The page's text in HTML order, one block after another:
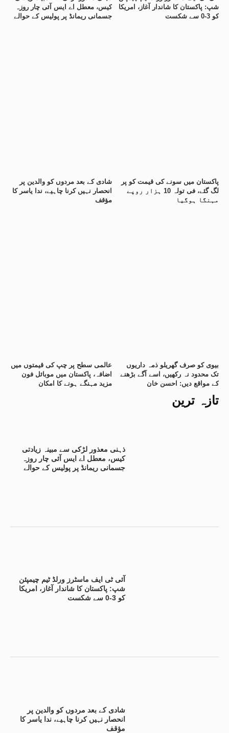
تازہ ترین
ذہنی معذور لڑکی سے مبینہ زیادتی
کیس، معطل اے ایس آئی چار روزہ
جسمانی ریمانڈ پر پولیس کے حوالے
آئی ٹی ایف ماسٹرز ورلڈ ٹیم چیمپئن
شپ: پاکستان کا شاندار آغاز، امریکا
کو 3-0 سے شکست
شادی کے بعد مردوں کو والدین پر
انحصار نہیں کرنا چاہیے، ندا یاسر کا
مؤقف
کیس، معطل اے ایس آئی چار روزہ
جسمانی ریمانڈ پر پولیس کے حوالے
شپ: پاکستان کا شاندار آغاز، امریکا
کو 3-0 سے شکست
شادی کے بعد مردوں کو والدین پر
انحصار نہیں کرنا چاہیے، ندا یاسر کا
مؤقف
پاکستان میں سونے کی قیمت کو پر
لگ گئے، فی تولہ 10 ہزار روپے
مہنگا ہوگیا
عالمی سطح پر چپ کی قیمتوں میں
اضافہ، پاکستان میں موبائل فون
مزید مہنگے ہونے کا امکان
بیوی کو صرف گھریلو ذمہ داریوں
تک محدود نہ رکھیں، اسے آگے بڑھنے
کے مواقع دیں: احسن خان